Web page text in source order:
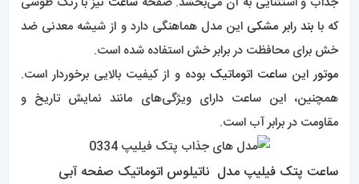
که بابند رابر مشکی این مدل هماهنگی دارد و از شیشه معدنی ضد
خش برای محافظت در برابر خش استفاده شده است.
موتوراینساعت اتوماتیک بوده و از کیفیت بالایی برخوردار است.
همچنین، این ساعت دارای ویژگی‌های مانند نمایش تاریخ و
مقاومت در برابر آب است.
ساعت پتک فیلیپ مدل ناتیلوس اتوماتیک صفحه آبی